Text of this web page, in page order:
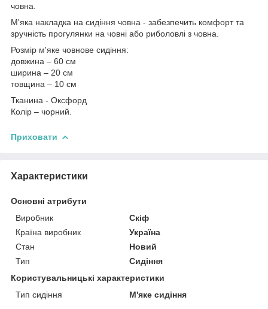
човна.
М'яка накладка на сидіння човна - забезпечить комфорт та
зручність прогулянки на човні або риболовлі з човна.
Розмір м'яке човнове сидіння:
довжина – 60 см
ширина – 20 см
товщина – 10 см
Тканина - Оксфорд
Колір – чорний.
Приховати
Характеристики
Основні атрибути
Виробник
Скіф
Країна виробник
Україна
Стан
Новий
Тип
Сидіння
Користувальницькі характеристики
Тип сидіння
М'яке сидіння